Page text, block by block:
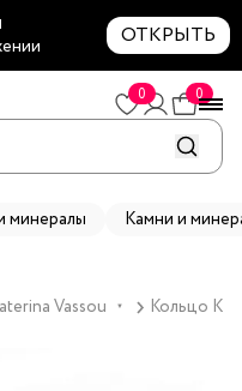
ОТКРЫТЬ
0 0
минералы Камни и
Vassou ▼ Кольцо